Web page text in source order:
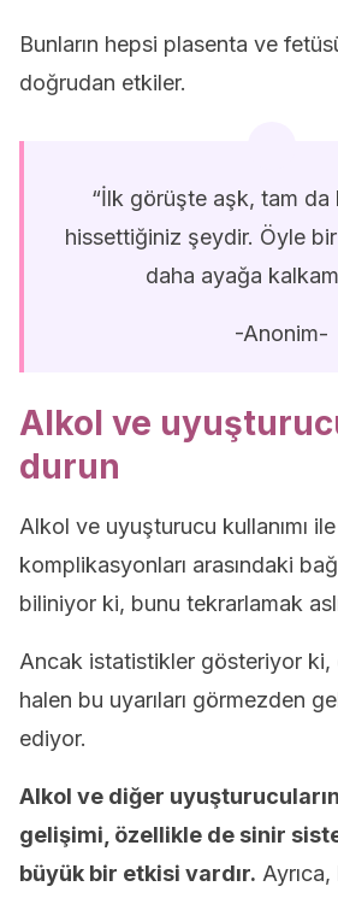
Bunların hepsi plasenta ve
doğrudan etkiler.
“İlk görüşte aşk, tam da
hissettiğiniz şeydir. Öyle
daha ayağa
-Anonim-
Alkol ve
durun
Alkol ve uyuşturucu kullanımı
komplikasyonları arasındaki
biliniyor ki, bunu tekrarlamak
Ancak istatistikler gösteriyor ki,
halen bu uyarıları görmezden
ediyor.
Alkol ve diğer
gelişimi, özellikle de sinir
büyük bir etkisi vardır.